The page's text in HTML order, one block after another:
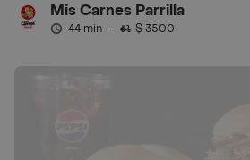
Mis Carnes Parrilla
44 min · $ 3500